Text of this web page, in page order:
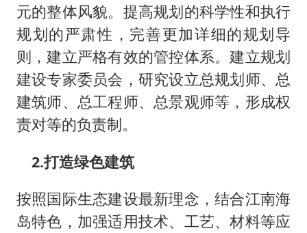
元的整体风貌。提高规划的科学性和执行
规划的严肃性，完善更加详细的规划导
则，建立严格有效的管控体系。建立规划
建设专家委员会，研究设立总规划师、总
建筑师、总工程师、总景观师等，形成权
责对等的负责制。
2.打造绿色建筑
按照国际生态建设最新理念，结合江南海
岛特色，加强适用技术、工艺、材料等应